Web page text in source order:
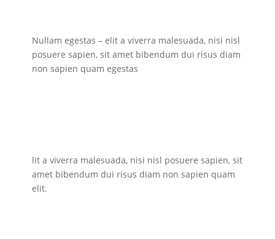
Nullam egestas – elit a viverra malesuada, nisi nisl
posuere sapien, sit amet bibendum dui risus diam
non sapien quam egestas
lit a viverra malesuada, nisi nisl posuere sapien, sit
amet bibendum dui risus diam non sapien quam
elit.